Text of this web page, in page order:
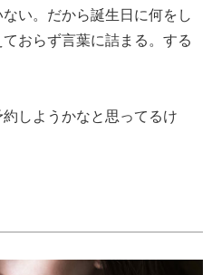
い。だから誕生日に何をし
おらず言葉に詰まる。する
しようかなと思ってるけ